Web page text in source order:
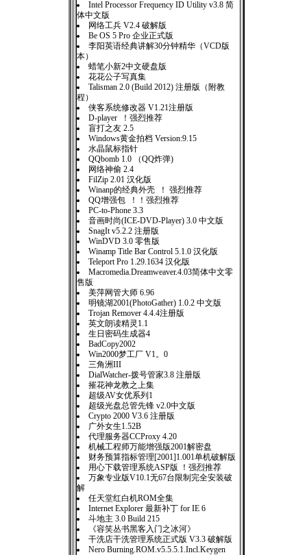
Intel Processor Frequency ID Utility v3.8 简
体中文版
网络工兵 V2.4 破解版
Be OS 5 Pro 企业正式版
李阳英语经典讲解30分钟精华（VCD版
本）
蜡笔小新2中文硬盘版
花花公子写真集
Talisman 2.0 (Build 2012) 注册版（附教
程）
侠客系统修改器 V1.21注册版
D-player ！强烈推荐
盲打之友 2.5
Windows黄金拍档 Version:9.15
水晶鼠标指针
QQbomb 1.0 （QQ炸弹)
网络神偷 2.4
FilZip 2.01 汉化版
Winanp的经典外壳 ！ 强烈推荐
QQ增强包 ！！强烈推荐
PC-to-Phone 3.3
音画时尚(ICE-DVD-Player) 3.0 中文版
SnagIt v5.2.2 注册版
WinDVD 3.0 零售版
Winamp Title Bar Control 5.1.0 汉化版
Teleport Pro 1.29.1634 汉化版
Macromedia.Dreamweaver.4.03简体中文零
售版
美萍网管大师 6.96
明镜湖2001(PhotoGather) 1.0.2 中文版
Trojan Remover 4.4.4注册版
英文朗读精灵1.1
生日密码生成器4
BadCopy2002
Win2000梦工厂 V1。0
三角洲III
DialWatcher-拨号管家3.8 注册版
摧花神龙教之上集
超级AV女优系列1
超级光盘总管先锋 v2.0中文版
Crypto 2000 V3.6 注册版
广外女生1.52B
代理服务器CCProxy 4.20
机械工程师万能增强版2001解密盘
财务预算指标管理[2001]1.001单机破解版
用心下载管理系统ASP版 ！强烈推荐
万象专业版V10.1无67台限制完全安装破
解
任天堂红白机ROM全集
Internet Explorer 最新补丁 for IE 6
斗地主 3.0 Build 215
《容笑丛书黑客入门之冰河》
干洗店干洗管理系统正式版 V3.3 破解版
Nero Burning.ROM.v5.5.5.1.Incl.Keygen